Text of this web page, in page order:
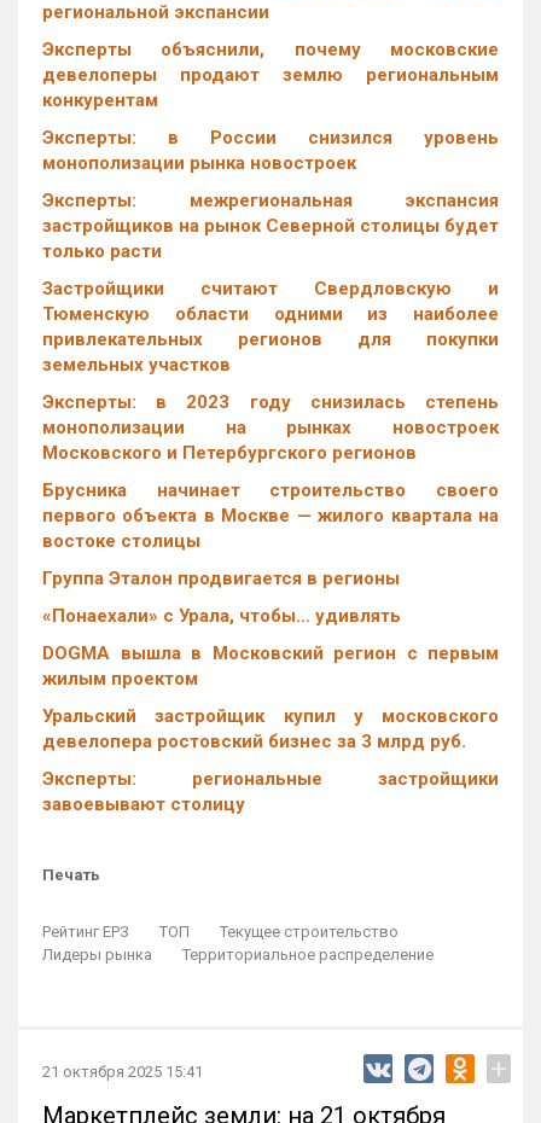
региональной экспансии
Эксперты объяснили, почему московские
девелоперы продают землю региональным
конкурентам
Эксперты: в России снизился уровень
монополизации рынка новостроек
Эксперты: межрегиональная экспансия
застройщиков на рынок Северной столицы будет
только расти
Застройщики считают Свердловскую и
Тюменскую области одними из наиболее
привлекательных регионов для покупки
земельных участков
Эксперты: в 2023 году снизилась степень
монополизации на рынках новостроек
Московского и Петербургского регионов
Брусника начинает строительство своего
первого объекта в Москве — жилого квартала на
востоке столицы
Группа Эталон продвигается в регионы
«Понаехали» с Урала, чтобы… удивлять
DOGMA вышла в Московский регион с первым
жилым проектом
Уральский застройщик купил у московского
девелопера ростовский бизнес за 3 млрд руб.
Эксперты: региональные застройщики
завоевывают столицу
Печать
Рейтинг ЕРЗ ТОП
Текущее строительство
Лидеры рынка
Территориальное распределение
21 октября 2025 15:41 +
Маркетплейс земли: на 21 октября